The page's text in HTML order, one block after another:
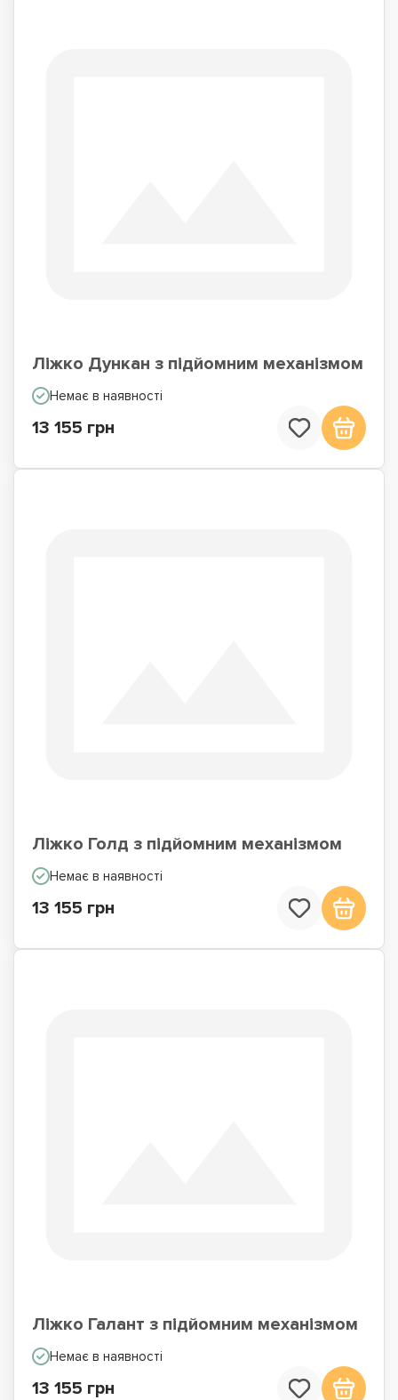
Ліжко Дункан з підйомним механізмом
Немає в наявності
13 155 грн
Ліжко Голд з підйомним механізмом
Немає в наявності
13 155 грн
Ліжко Галант з підйомним механізмом
Немає в наявності
13 155 грн